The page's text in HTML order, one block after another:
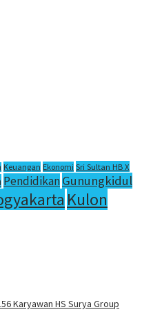
Keuangan Ekonomi Sri Sultan HB X
PendidikanGunungkidul
Kulon
Karyawan HS Surya Group